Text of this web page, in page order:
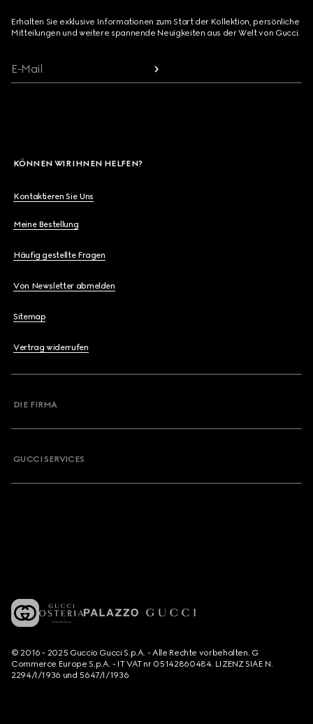
Erhalten Sie exklusive Informationen zum Start der Kollektion, persönliche
Mitteilungen und weitere spannende Neuigkeiten aus der Welt von Gucci.
E-Mail
KÖNNEN WIR IHNEN HELFEN?
Kontaktieren Sie Uns
Meine Bestellung
Häufig gestellte Fragen
Von Newsletter abmelden
Sitemap
Vertrag widerrufen
DIE FIRMA
GUCCI SERVICES
© 2016 - 2025 Guccio Gucci S.p.A. - Alle Rechte vorbehalten. G
Commerce Europe S.p.A. - IT VAT nr 05142860484. LIZENZ SIAE N.
2294/I/1936 und 5647/I/1936